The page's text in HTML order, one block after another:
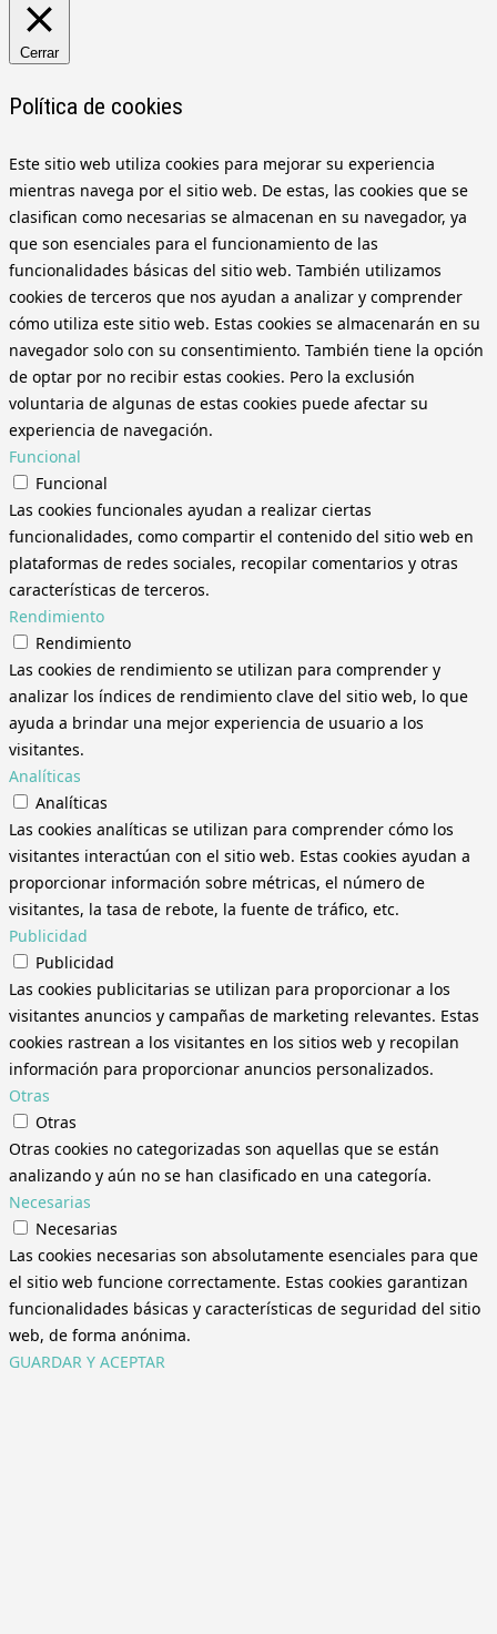
Cerrar
Política de cookies
Este sitio web utiliza cookies para mejorar su experiencia
mientras navega por el sitio web. De estas, las cookies que se
clasifican como necesarias se almacenan en su navegador, ya
que son esenciales para el funcionamiento de las
funcionalidades básicas del sitio web. También utilizamos
cookies de terceros que nos ayudan a analizar y comprender
cómo utiliza este sitio web. Estas cookies se almacenarán en su
navegador solo con su consentimiento. También tiene la opción
de optar por no recibir estas cookies. Pero la exclusión
voluntaria de algunas de estas cookies puede afectar su
experiencia de navegación.
Funcional
Funcional
Las cookies funcionales ayudan a realizar ciertas
funcionalidades, como compartir el contenido del sitio web en
plataformas de redes sociales, recopilar comentarios y otras
características de terceros.
Rendimiento
Rendimiento
Las cookies de rendimiento se utilizan para comprender y
analizar los índices de rendimiento clave del sitio web, lo que
ayuda a brindar una mejor experiencia de usuario a los
visitantes.
Analíticas
Analíticas
Las cookies analíticas se utilizan para comprender cómo los
visitantes interactúan con el sitio web. Estas cookies ayudan a
proporcionar información sobre métricas, el número de
visitantes, la tasa de rebote, la fuente de tráfico, etc.
Publicidad
Publicidad
Las cookies publicitarias se utilizan para proporcionar a los
visitantes anuncios y campañas de marketing relevantes. Estas
cookies rastrean a los visitantes en los sitios web y recopilan
información para proporcionar anuncios personalizados.
Otras
Otras
Otras cookies no categorizadas son aquellas que se están
analizando y aún no se han clasificado en una categoría.
Necesarias
Necesarias
Las cookies necesarias son absolutamente esenciales para que
el sitio web funcione correctamente. Estas cookies garantizan
funcionalidades básicas y características de seguridad del sitio
web, de forma anónima.
GUARDAR Y ACEPTAR